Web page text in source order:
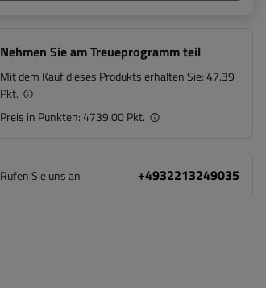
Nehmen Sie am Treueprogramm teil
Mit dem Kauf dieses Produkts erhalten Sie:47.39
Pkt.
Preis in Punkten:4739.00 Pkt.
Rufen Sie uns an +4932213249035